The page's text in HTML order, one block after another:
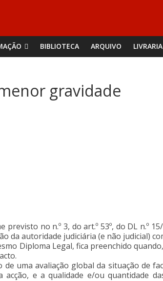
BIBLIOTECA ARQUIVO LIVRARIA
gravidade
no n.º 3, do art.º 53º, do DL n.º
da autoridade judiciária (e não judicial)
Diploma Legal, fica preenchido
uma avaliação global da situação de
e a qualidade e/ou quantidade